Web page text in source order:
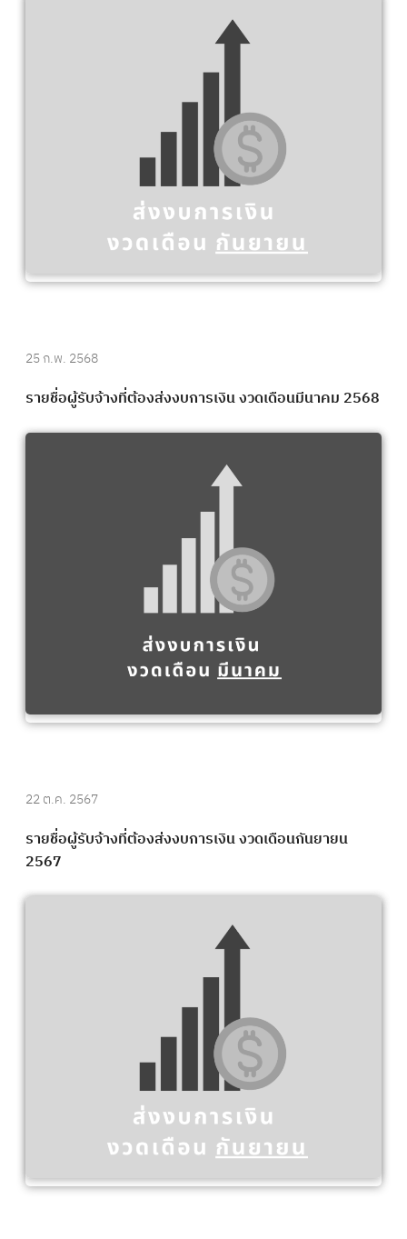
25 ก.พ. 2568
รายชื่อผู้รับจ้างที่ต้องส่งงบการเงิน งวดเดือนมีนาคม 2568
22 ต.ค. 2567
รายชื่อผู้รับจ้างที่ต้องส่งงบการเงิน งวดเดือนกันยายน
2567